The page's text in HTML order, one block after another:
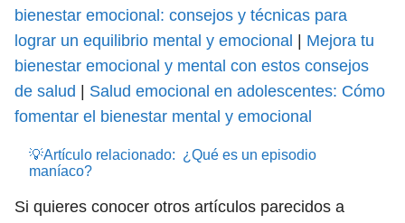
bienestar emocional: consejos y técnicas para
lograr un equilibrio mental y emocional
Mejora tu
bienestar emocional y mental con estos consejos
de salud
Salud emocional en adolescentes: Cómo
fomentar el bienestar mental y emocional
💡Artículo relacionado: ¿Qué es un episodio
maníaco?
Si quieres conocer otros artículos parecidos a